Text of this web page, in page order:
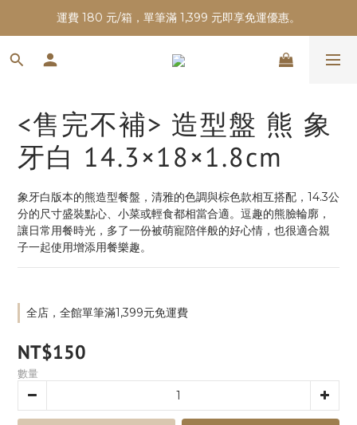
運費 180 元/箱，單筆滿 1,399 元即享免運優惠。
<售完不補> 造型盤 熊 象
牙白 14.3×18×1.8cm
象牙白版本的熊造型餐盤，清雅的色調與棕色款相互搭配，14.3公
分的尺寸盛裝點心、小菜或輕食都相當合適。逗趣的熊臉輪廓，
讓日常用餐時光，多了一份被萌寵陪伴般的好心情，也很適合親
子一起使用增添用餐樂趣。
全店，全館單筆滿1,399元免運費
NT$150
數量